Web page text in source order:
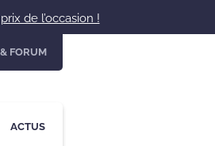
de l’occasion !
FORUM
ACTUS